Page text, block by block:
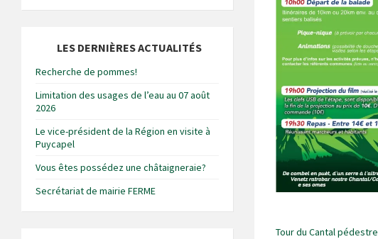
Tour du Cantal pédestre
LES DERNIÈRES ACTUALITÉS
Recherche de pommes!
Limitation des usages de l’eau au 07 août
2026
Le vice-président de la Région en visite à
Puycapel
Vous êtes possédez une châtaigneraie?
Secrétariat de mairie FERME